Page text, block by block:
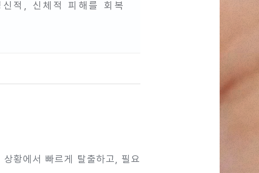
적, 신체적 피해를 회복
황에서 빠르게 탈출하고, 필요